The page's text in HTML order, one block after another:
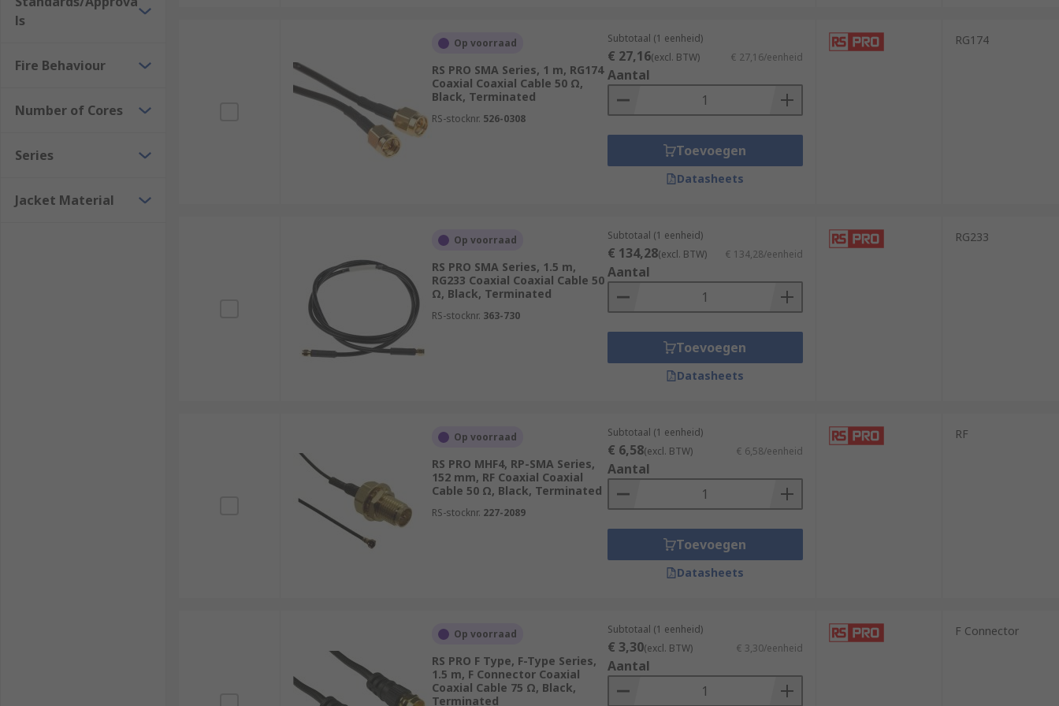
ls
Fire Behaviour
Number of Cores
Series
Jacket Material
Op voorraad
RS PRO SMA Series, 1 m, RG174
Coaxial Coaxial Cable 50 Ω,
Black, Terminated
RS-stocknr. 526-0308
Subtotaal (1 eenheid)
€ 27,16(excl. BTW) € 27,16/eenheid
Aantal
Toevoegen
Datasheets
RG174
Op voorraad
RS PRO SMA Series, 1.5 m,
RG233 Coaxial Coaxial Cable 50
Ω, Black, Terminated
RS-stocknr. 363-730
Subtotaal (1 eenheid)
€ 134,28(excl. BTW) € 134,28/eenheid
Aantal
Toevoegen
Datasheets
RG233
Op voorraad
RS PRO MHF4, RP-SMA Series,
152 mm, RF Coaxial Coaxial
Cable 50 Ω, Black, Terminated
RS-stocknr. 227-2089
Subtotaal (1 eenheid)
€ 6,58(excl. BTW) € 6,58/eenheid
Aantal
Toevoegen
Datasheets
RF
Op voorraad
RS PRO F Type, F-Type Series,
1.5 m, F Connector Coaxial
Coaxial Cable 75 Ω, Black,
Terminated
Subtotaal (1 eenheid)
€ 3,30(excl. BTW) € 3,30/eenheid
Aantal
F Connector